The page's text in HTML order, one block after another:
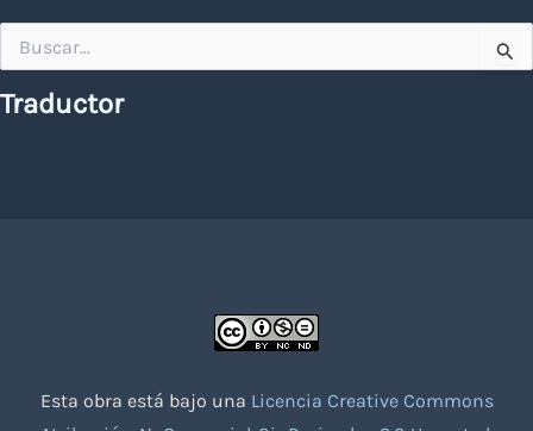
por:
Traductor
Esta obra está bajo una Licencia Creative Commons